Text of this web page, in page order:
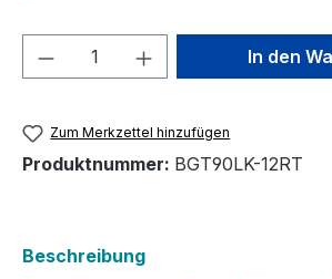
Produkt Anzahl: GibIn den
Zum Merkzettel hinzufügen
Produktnummer: BGT90LK-12RT
Beschreibung